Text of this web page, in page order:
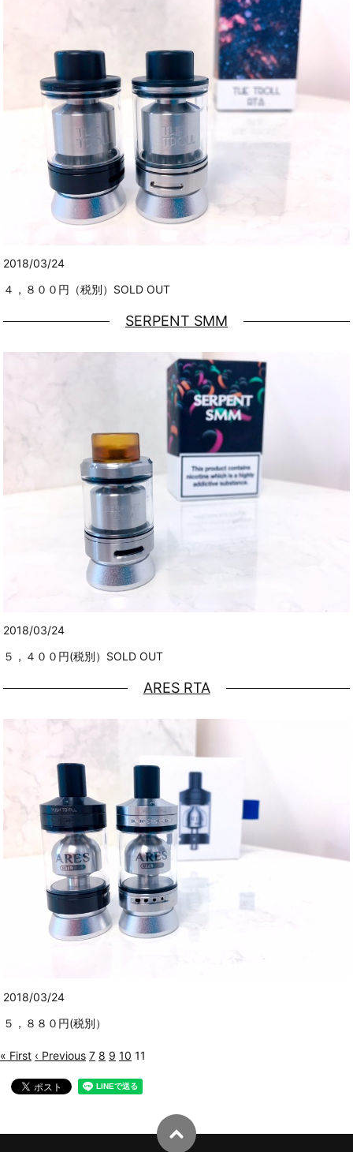
2018/03/24
４，８００円（税別）SOLD OUT
SERPENT SMM
2018/03/24
５，４００円(税別）SOLD OUT
ARES RTA
2018/03/24
５，８８０円(税別）
« First ‹ Previous 7 8 9 10 11